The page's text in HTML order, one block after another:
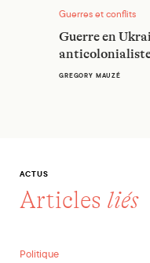
Guerres et conflits
Guerre en
GREGORY MAUZÉ
ACTUS
Articles liés
En débat. Pour un
Politique